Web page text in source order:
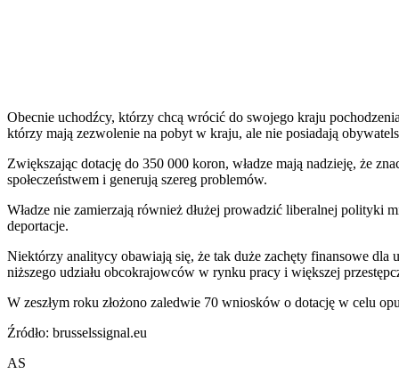
Obecnie uchodźcy, którzy chcą wrócić do swojego kraju
którzy mają zezwolenie na pobyt w kraju, ale nie posiadają
Zwiększając dotację do 350 000 koron, władze mają nadzieję, że
społeczeństwem i generują szereg problemów.
Władze nie zamierzają również dłużej prowadzić liberalnej polityki
deportacje.
Niektórzy analitycy obawiają się, że tak duże zachęty finansowe dla
niższego udziału obcokrajowców w rynku pracy i większej
W zeszłym roku złożono zaledwie 70 wniosków o dotację w celu
Źródło: brusselssignal.eu
AS